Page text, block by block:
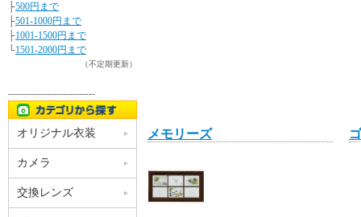
メモリーズ
├500円まで
├501-1000円まで
├1001-1500円まで
└1501-2000円まで
（不定期更新）
---------------------------
オリジナル衣装
カメラ
交換レンズ